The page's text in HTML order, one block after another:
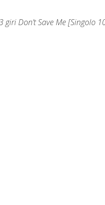
giri Don’t Save Me [Singolo